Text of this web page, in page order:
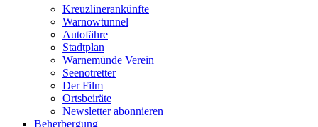
Kreuzlinerankünfte
Warnowtunnel
Autofähre
Stadtplan
Warnemünde Verein
Seenotretter
Der Film
Ortsbeiräte
Newsletter abonnieren
Beherbergung